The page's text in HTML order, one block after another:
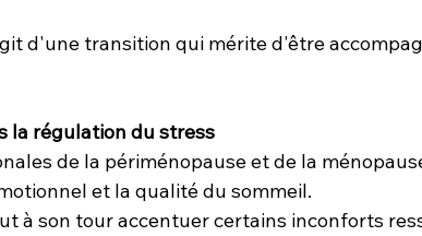
d'une transition qui mérite d'être
la régulation du stress
de la périménopause et de la
et la qualité du sommeil.
à son tour accentuer certains inconforts